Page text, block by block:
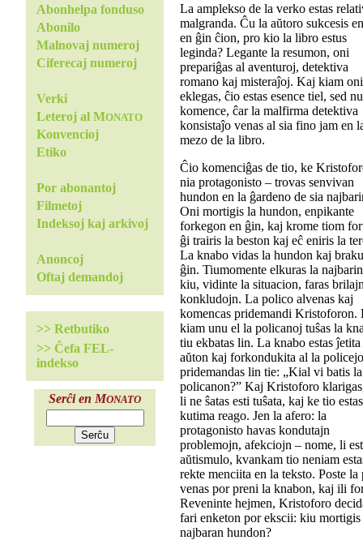
Abonhelpa fonduso
Abonilo
Malnovaj numeroj
Ciferecaj numeroj
Verki
Leteroj al MONATO
Konvencioj
Etiko
Por abonantoj
Filmetoj
Indeksoj kaj arkivoj
Anoncoj
Oftaj demandoj
>> Retbutiko
>> Ĉefa FEL-
indekso
Serĉi en MONATO
La amplekso de la verko estas
malgranda. Ĉu la aŭtoro sukcesis
en ĝin ĉion, pro kio la libro estus
leginda? Legante la resumon, oni
prepariĝas al aventuroj, detektiva
romano kaj misteraĵoj. Kaj kiam oni
eklegas, ĉio estas esence tiel, sed
komence, ĉar la malfirma detektiva
konsistaĵo venas al sia fino jam en
mezo de la libro.
Ĉio komenciĝas de tio, ke
nia protagonisto – trovas senvivan
hundon en la ĝardeno de sia
Oni mortigis la hundon, enpikante
forkegon en ĝin, kaj krome tiom
ĝi trairis la beston kaj eĉ eniris la
La knabo vidas la hundon kaj
ĝin. Tiumomente elkuras la
kiu, vidinte la situacion, faras
konkludojn. La polico alvenas kaj
komencas pridemandi Kristoforon.
kiam unu el la policanoj tuŝas la
tiu ekbatas lin. La knabo estas
aŭton kaj forkondukita al la
pridemandas lin tie: „Kial vi batis la
policanon?” Kaj Kristoforo
li ne ŝatas esti tuŝata, kaj ke tio
kutima reago. Jen la afero: la
protagonisto havas kondutajn
problemojn, afekciojn – nome, li
aŭtismulo, kvankam tio neniam
rekte menciita en la teksto. Poste la
venas por preni la knabon, kaj ili
Reveninte hejmen, Kristoforo
fari enketon por ekscii: kiu mortigis
najbaran hundon?